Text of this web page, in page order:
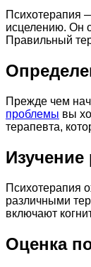
Психотерапия
исцелению. Он
Правильный
Прежде чем
проблемы вы
терапевта,
Психотерапия
различными
включают
Оценка